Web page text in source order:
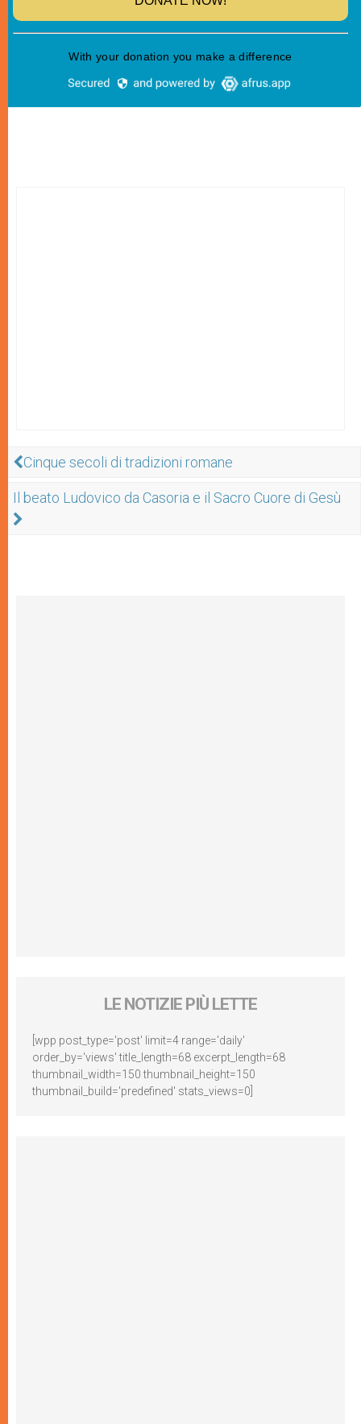
Cinque secoli di tradizioni romane
Il beato Ludovico da Casoria e il Sacro Cuore di Gesù
LE NOTIZIE PIÙ LETTE
[wpp post_type='post' limit=4 range='daily'
order_by='views' title_length=68 excerpt_length=68
thumbnail_width=150 thumbnail_height=150
thumbnail_build='predefined' stats_views=0]